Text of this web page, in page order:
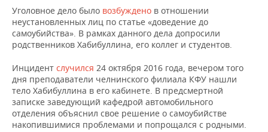
ВУЗЫ ТАТАРСТАНА
КОМУ ПРИНАДЛЕЖАТ
ТОРГОВЫЕ ЦЕНТРЫ
ТАТАРСТАНА
БАНКИ
БЮДЖЕТ
АГРОПРОМ
МАШИНОСТРОЕНИЕ
НЕФТЕХИМИЯ
НЕФТЬ
ОПК
НОВОСТИ НЕДВИЖИМОСТИ
АВТО
НОВОСТИ АВТО
БИЗНЕС
РОЗНИЧНАЯ ТОРГОВЛЯ
ТРАНСПОРТ
ТЕХНОЛОГИИ
НОВОСТИ ТЕХНОЛОГИЙ
IT
МЕРОПРИЯТИЯ
НОВОСТИ МЕРОПРИЯТИЙ
СПОРТ
Уголовное дело было возбуждено в отношении
неустановленных лиц по статье «доведение до
самоубийства». В рамках данного дела допросили
родственников Хабибуллина, его коллег и студентов.
Инцидент случился 24 октября 2016 года, вечером того
дня преподаватели челнинского филиала КФУ нашли
тело Хабибуллина в его кабинете. В предсмертной
записке заведующий кафедрой автомобильного
отделения объяснил свое решение о самоубийстве
накопившимися проблемами и попрощался с родными.